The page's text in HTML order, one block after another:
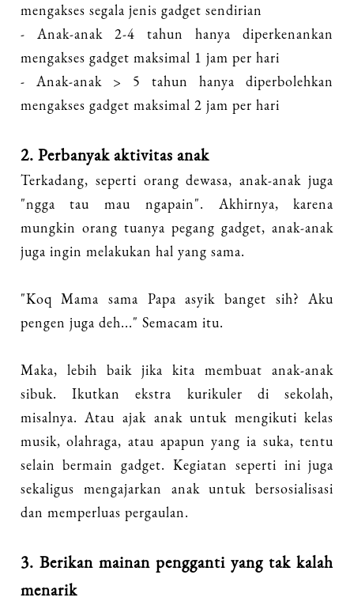
mengakses segala jenis gadget sendirian
- Anak-anak 2-4 tahun hanya diperkenankan
mengakses gadget maksimal 1 jam per hari
- Anak-anak > 5 tahun hanya diperbolehkan
mengakses gadget maksimal 2 jam per hari
2. Perbanyak aktivitas anak
Terkadang, seperti orang dewasa, anak-anak juga
"ngga tau mau ngapain". Akhirnya, karena
mungkin orang tuanya pegang gadget, anak-anak
juga ingin melakukan hal yang sama.
"Koq Mama sama Papa asyik banget sih? Aku
pengen juga deh..." Semacam itu.
Maka, lebih baik jika kita membuat anak-anak
sibuk. Ikutkan ekstra kurikuler di sekolah,
misalnya. Atau ajak anak untuk mengikuti kelas
musik, olahraga, atau apapun yang ia suka, tentu
selain bermain gadget. Kegiatan seperti ini juga
sekaligus mengajarkan anak untuk bersosialisasi
dan memperluas pergaulan.
3. Berikan mainan pengganti yang tak kalah
menarik